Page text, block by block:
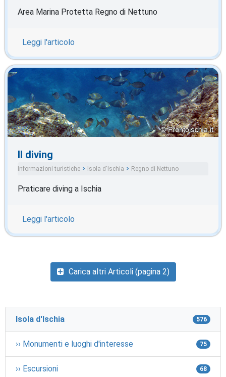
Area Marina Protetta Regno di Nettuno
Leggi l'articolo
Il diving
Informazioni turistiche Isola d'Ischia Regno di Nettuno
Praticare diving a Ischia
Leggi l'articolo
Carica altri Articoli (pagina 2)
Isola d'Ischia 576
›› Monumenti e luoghi d'interesse 75
›› Escursioni 68